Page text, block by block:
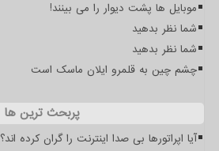
موبایل ها پشت دیوار را می بینند!
شما نظر بدهید
شما نظر بدهید
چشم چین به قلمرو ایلان ماسک است
پربحث ترین ها
آیا اپراتورها بی صدا اینترنت را گران کرده اند؟